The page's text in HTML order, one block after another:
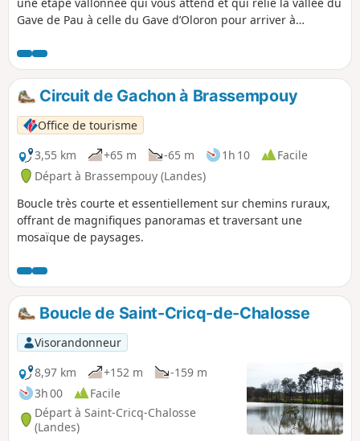
Gave de Pau à celle du Gave d’Oloron pour arriver à
par ses terres arrosées par le Gave d'Oloron, et ses
affluents, le Saleys, le Laus, l'Arroder et le Lucq. Navarrenx
est labellisé "Plus beaux villages de France".
Circuit de Gachon à Brassempouy
Office de tourisme
3,55 km
+65 m -65 m 1h 10
Facile
Départ à Brassempouy (Landes)
Boucle très courte et essentiellement sur chemins ruraux,
offrant de magnifiques panoramas et traversant une
mosaïque de paysages.
Boucle de Saint-Cricq-de-Chalosse
Visorandonneur
8,97 km
+152 m
-159 m
3h 00
Facile
Départ à Saint-Cricq-Chalosse
(Landes)